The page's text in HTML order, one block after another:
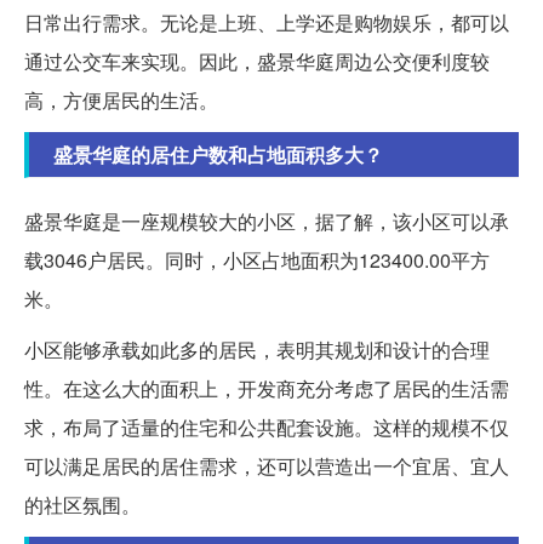
日常出行需求。无论是上班、上学还是购物娱乐，都可以
通过公交车来实现。因此，盛景华庭周边公交便利度较
高，方便居民的生活。
盛景华庭的居住户数和占地面积多大？
盛景华庭是一座规模较大的小区，据了解，该小区可以承
载3046户居民。同时，小区占地面积为123400.00平方
米。
小区能够承载如此多的居民，表明其规划和设计的合理
性。在这么大的面积上，开发商充分考虑了居民的生活需
求，布局了适量的住宅和公共配套设施。这样的规模不仅
可以满足居民的居住需求，还可以营造出一个宜居、宜人
的社区氛围。